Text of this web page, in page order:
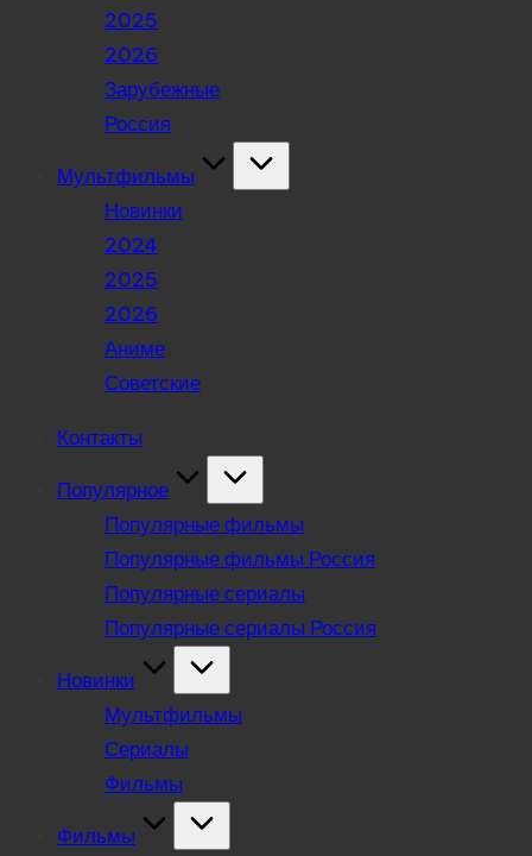
2025
2026
Зарубежные
Россия
Мультфильмы
Новинки
2024
2025
2026
Аниме
Советские
Контакты
Популярное
Популярные фильмы
Популярные фильмы Россия
Популярные сериалы
Популярные сериалы Россия
Новинки
Мультфильмы
Сериалы
Фильмы
Фильмы